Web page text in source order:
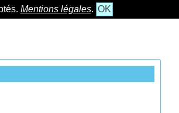
Mentions légales. OK